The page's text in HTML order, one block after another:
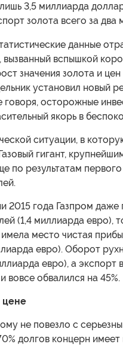
3,5 миллиарда
золота всего за два
данные
вызванный вспышкой
значения золота и
установил новый
говоря, осторожные
якорь в
ситуации, в
гигант,
по результатам
2015 года Газпром даже
(1,4 миллиарда евро),
место чистая
евро). Оборот
евро), а экспорт
вовсе обвалился на 45%.
цене
не повезло с
долгов концерн